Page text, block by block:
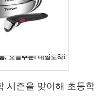
시즌을 맞이해 초등학